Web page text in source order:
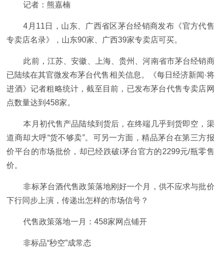
记者：熊嘉楠
4月11日，山东、广西省区茅台经销商发布《官方代售
专卖店名录》，山东90家、广西39家专卖店可买。
此前，江苏、安徽、上海、贵州、河南省市茅台经销商
已陆续在其官微发布茅台代售相关信息。《每日经济新闻·将
进酒》记者粗略统计，截至目前，已发布茅台代售专卖店网
点数量达到458家。
本月初代售产品陆续到货后，在终端几乎到货即空，渠
道商却大呼“货不够卖”。可另一方面，精品茅台在第三方报
价平台的市场批价，却已经跌破i茅台官方的2299元/瓶零售
价。
非标茅台酒代售政策落地刚好一个月，供不应求与批价
下行同步上演，传递出怎样的市场信号？
代售政策落地一月：458家网点铺开
非标品“秒空”成常态